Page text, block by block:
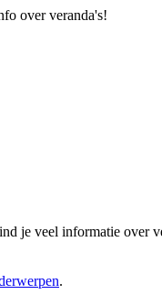
over veranda's!
je veel informatie over
.